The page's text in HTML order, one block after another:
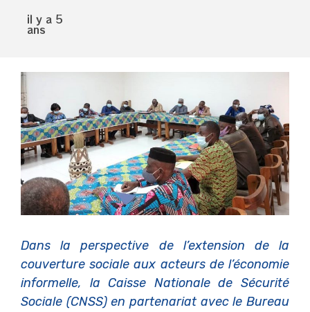
il y a 5
ans
Dans la perspective de l’extension de la
couverture sociale aux acteurs de l’économie
informelle, la Caisse Nationale de Sécurité
Sociale (CNSS) en partenariat avec le Bureau